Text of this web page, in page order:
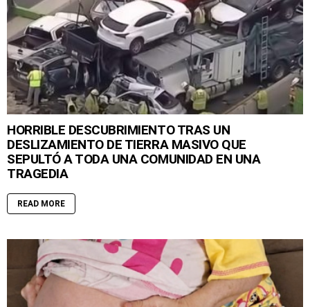
HORRIBLE DESCUBRIMIENTO TRAS UN
DESLIZAMIENTO DE TIERRA MASIVO QUE
SEPULTÓ A TODA UNA COMUNIDAD EN UNA
TRAGEDIA
READ MORE